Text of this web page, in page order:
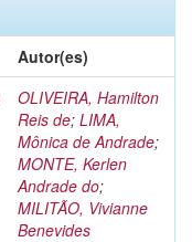
Autor(es)
OLIVEIRA, Hamilton
Reis de; LIMA,
Mônica de Andrade;
MONTE, Kerlen
Andrade do;
MILITÃO, Vivianne
Benevides